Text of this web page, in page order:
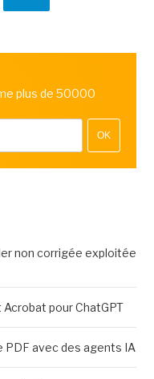
plus de 50000
OK
non corrigée exploitée
pour ChatGPT
PDF avec des agents IA